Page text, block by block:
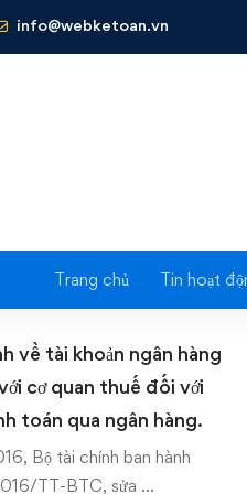
info@webketoan.vn
Trang chủ Tin hoạt
về tài khoản ngân hàng
cơ quan thuế đối với
toán qua ngân hàng.
Bộ tài chính ban hành
TT-BTC, sửa …